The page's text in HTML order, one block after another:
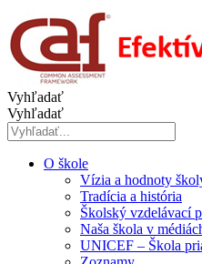
Preskočiť
na
obsah
Vyhľadať
Vyhľadať
O škole
Vízia a hodnoty
Tradícia a história
Školský vzdelávací
Naša škola v
UNICEF – Škola